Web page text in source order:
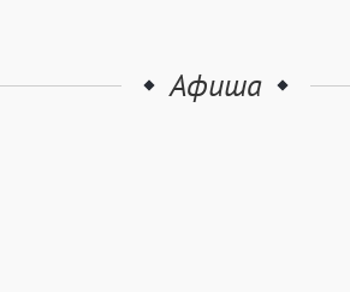
Афиша